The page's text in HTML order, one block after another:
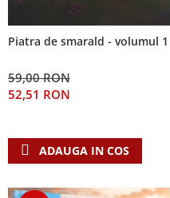
Piatra de smarald - volumul 1
59,00 RON
52,51 RON
ADAUGA IN COS